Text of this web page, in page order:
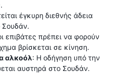
έγκυρη διεθνής άδεια
Σουδάν.
επιβάτες πρέπει να φορούν
βρίσκεται σε κίνηση.
αλκοόλ: Η οδήγηση υπό την
αυστηρά στο Σουδάν.